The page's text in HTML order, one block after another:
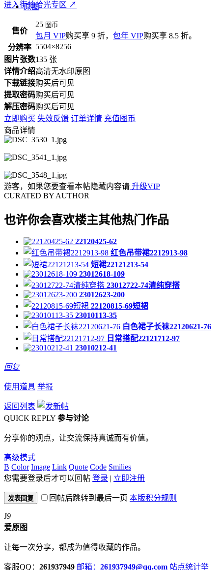
进入街拍拾光专区 ↗
原图
售价
25 图币
包月 VIP购买享 9 折， 包年 VIP购买享 8.5 折。
分辨率 5504×8256
图片张数135 张
详情介绍高清无水印原图
下载链接购买后可见
提取密码购买后可见
解压密码购买后可见
立即购买 失效反馈 订单详情 充值图币
商品详情
游客，如果您要查看本帖隐藏内容请 升级VIP
CURATED BY AUTHOR
也许你会喜欢楼主其他热门作品
22120425-62
红色吊带裙2212913-98
短裙22121213-54
23012618-109
23012722-74清纯穿搭
23012623-200
22120815-69短裙
23010113-35
白色裙子长袜22120621-76
日常搭配22121712-97
23010212-41
回复
使用道具 举报
返回列表
QUICK REPLY 参与讨论
分享你的观点，让交流保持真诚而有价值。
高级模式
B Color Image Link Quote Code Smilies
您需要登录后才可以回帖 登录 | 立即注册
发表回复 回帖后跳转到最后一页 本版积分规则
J9
爱原图
让每一次分享，都成为值得收藏的作品。
客服QQ： 261937949 邮箱： 261937949@qq.com 站点统计举